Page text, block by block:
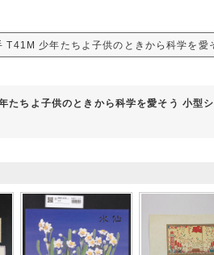
T41M 少年たちよ子供のときから科学を
たちよ子供のときから科学を愛そう 小型